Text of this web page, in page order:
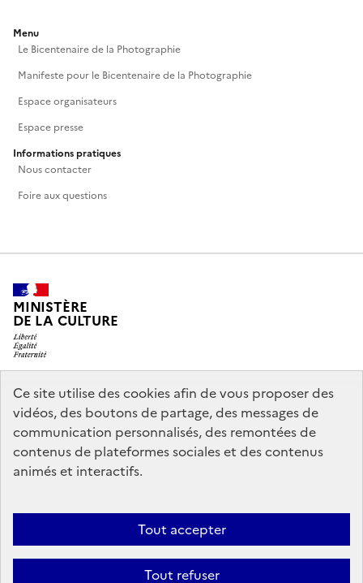
Ce site utilise des cookies afin de vous proposer des
vidéos, des boutons de partage, des messages de
communication personnalisés, des remontées de
contenus de plateformes sociales et des contenus
animés et interactifs.
Tout accepter
Tout refuser
Menu
Le Bicentenaire de la Photographie
Manifeste pour le Bicentenaire de la Photographie
Espace organisateurs
Espace presse
Informations pratiques
Nous contacter
Foire aux questions
MINISTÈRE
DE LA CULTURE
legifrance.gouv.fr
info.gouv.fr
service-public.gouv.fr
data.gouv.fr
Politique d’utilisation des témoins de connexion (cookies)
Politique
Mentions légales
Nous contacter